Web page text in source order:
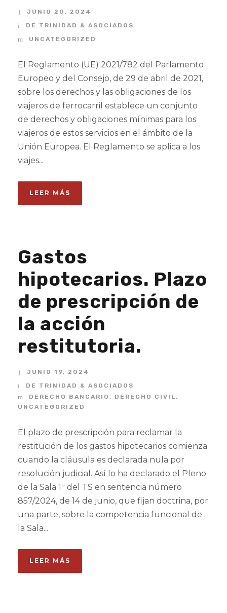
JUNIO 20, 2024
DE TRINIDAD & ASOCIADOS
UNCATEGORIZED
El Reglamento (UE) 2021/782 del Parlamento
Europeo y del Consejo, de 29 de abril de 2021,
sobre los derechos y las obligaciones de los
viajeros de ferrocarril establece un conjunto
de derechos y obligaciones mínimas para los
viajeros de estos servicios en el ámbito de la
Unión Europea. El Reglamento se aplica a los
viajes...
LEER MÁS
Gastos
hipotecarios. Plazo
de prescripción de
la acción
restitutoria.
JUNIO 19, 2024
DE TRINIDAD & ASOCIADOS
DERECHO BANCARIO , DERECHO CIVIL,
UNCATEGORIZED
El plazo de prescripción para reclamar la
restitución de los gastos hipotecarios comienza
cuando la cláusula es declarada nula por
resolución judicial. Así lo ha declarado el Pleno
de la Sala 1ª del TS en sentencia número
857/2024, de 14 de junio, que fijan doctrina, por
una parte, sobre la competencia funcional de
la Sala...
LEER MÁS